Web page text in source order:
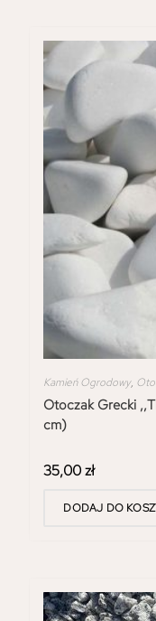
Kamień Ogrodowy,
Otoczak Grecki
cm)
35,00zł
DODAJ DO